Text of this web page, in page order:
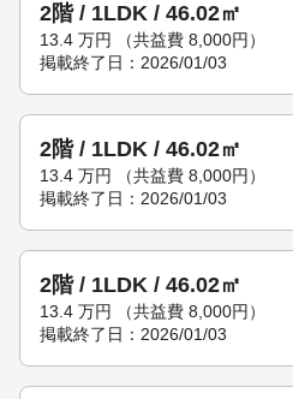
2階 / 1LDK / 46.02㎡
13.4 万円 （共益費 8,000円）
掲載終了日：2026/01/03
2階 / 1LDK / 46.02㎡
13.4 万円 （共益費 8,000円）
掲載終了日：2026/01/03
2階 / 1LDK / 46.02㎡
13.4 万円 （共益費 8,000円）
掲載終了日：2026/01/03